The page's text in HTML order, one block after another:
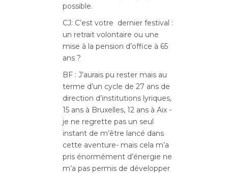
possible.
CJ: C’est votre dernier festival :
un retrait volontaire ou une
mise à la pension d’office à 65
ans ?
BF : J’aurais pu rester mais au
terme d’un cycle de 27 ans de
direction d’institutions lyriques,
15 ans à Bruxelles, 12 ans à Aix -
je ne regrette pas un seul
instant de m’être lancé dans
cette aventure- mais cela m’a
pris énormément d’énergie ne
m’a pas permis de développer